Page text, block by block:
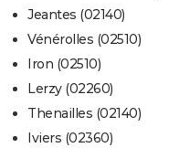
Jeantes (02140)
Vénérolles (02510)
Iron (02510)
Lerzy (02260)
Thenailles (02140)
Iviers (02360)